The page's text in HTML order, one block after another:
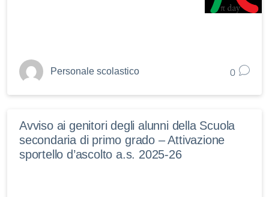
Personale scolastico 0
Avviso ai genitori degli alunni della Scuola
secondaria di primo grado – Attivazione
sportello d’ascolto a.s. 2025-26